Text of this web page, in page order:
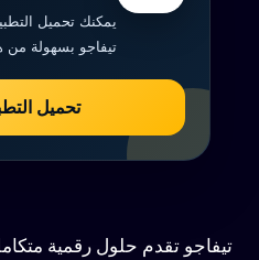
يمكنك تحميل
تيفاجو بسهولة من
تحميل
تيفاجو تقدم حلول رقمية